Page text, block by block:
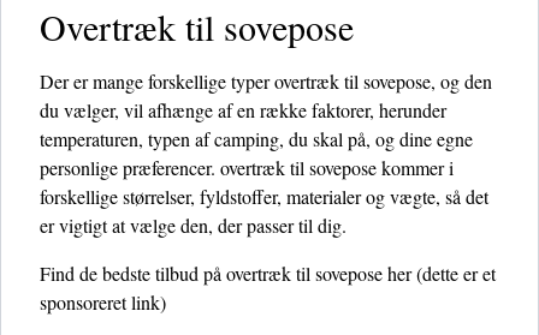
Overtræk til sovepose
Der er mange forskellige typer overtræk til sovepose, og den
du vælger, vil afhænge af en række faktorer, herunder
temperaturen, typen af ​​camping, du skal på, og dine egne
personlige præferencer. overtræk til sovepose kommer i
forskellige størrelser, fyldstoffer, materialer og vægte, så det
er vigtigt at vælge den, der passer til dig.
Find de bedste tilbud på overtræk til sovepose her(dette er et
sponsoreret link)